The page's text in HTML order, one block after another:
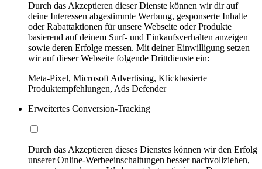
Durch das Akzeptieren dieser Dienste können wir dir auf
deine Interessen abgestimmte Werbung, gesponserte Inhalte
oder Rabattaktionen für unsere Webseite oder Produkte
basierend auf deinem Surf- und Einkaufsverhalten anzeigen
sowie deren Erfolge messen. Mit deiner Einwilligung setzen
wir auf dieser Webseite folgende Drittdienste ein:
Meta-Pixel, Microsoft Advertising, Klickbasierte
Produktempfehlungen, Ads Defender
Erweitertes Conversion-Tracking
Durch das Akzeptieren dieses Dienstes können wir den Erfolg
unserer Online-Werbeeinschaltungen besser nachvollziehen,